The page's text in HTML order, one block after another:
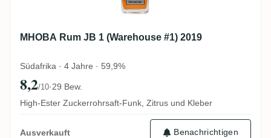
MHOBA Rum JB 1 (Warehouse #1) 2019
Südafrika · 4 Jahre · 59,9%
8,2/10·29 Bew.
High-Ester Zuckerrohrsaft-Funk, Zitrus und Kleber
Ausverkauft Benachrichtigen